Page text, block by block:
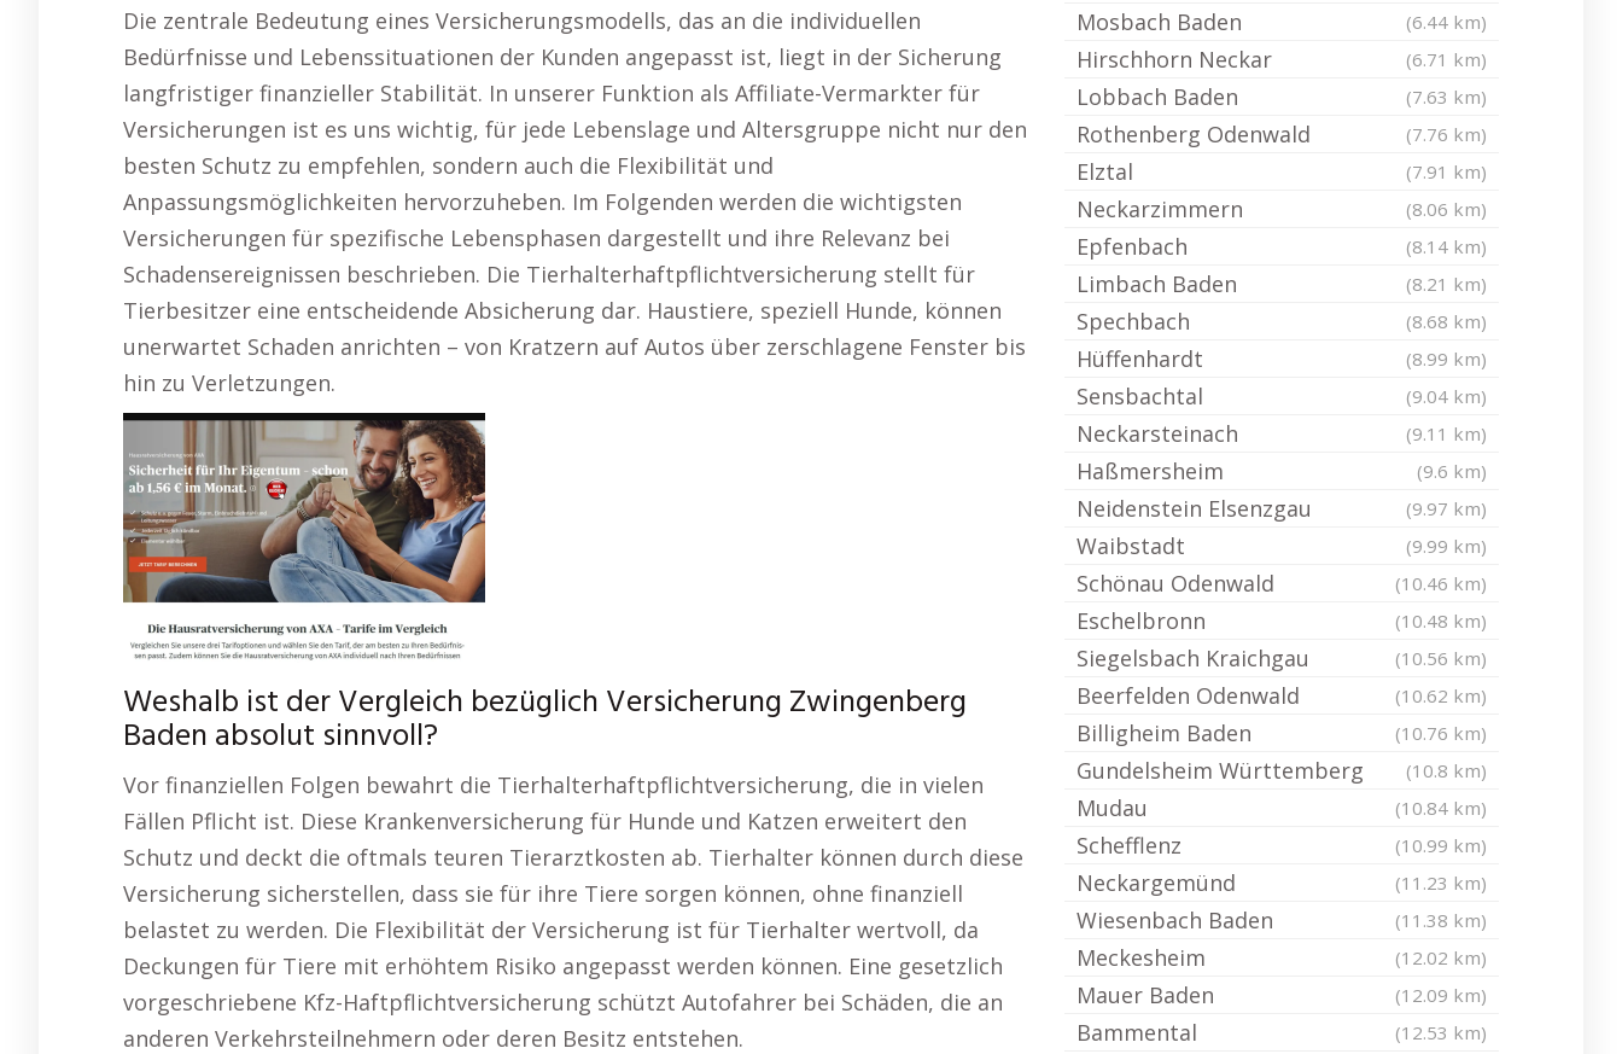
Die zentrale Bedeutung eines Versicherungsmodells, das an die individuellen
Bedürfnisse und Lebenssituationen der Kunden angepasst ist, liegt in der Sicherung
langfristiger finanzieller Stabilität. In unserer Funktion als Affiliate-Vermarkter für
Versicherungen ist es uns wichtig, für jede Lebenslage und Altersgruppe nicht nur den
besten Schutz zu empfehlen, sondern auch die Flexibilität und
Anpassungsmöglichkeiten hervorzuheben. Im Folgenden werden die wichtigsten
Versicherungen für spezifische Lebensphasen dargestellt und ihre Relevanz bei
Schadensereignissen beschrieben. Die Tierhalterhaftpflichtversicherung stellt für
Tierbesitzer eine entscheidende Absicherung dar. Haustiere, speziell Hunde, können
unerwartet Schaden anrichten – von Kratzern auf Autos über zerschlagene Fenster bis
hin zu Verletzungen.
Weshalb ist der Vergleich bezüglich Versicherung Zwingenberg
Baden absolut sinnvoll?
Vor finanziellen Folgen bewahrt die Tierhalterhaftpflichtversicherung, die in vielen
Fällen Pflicht ist. Diese Krankenversicherung für Hunde und Katzen erweitert den
Schutz und deckt die oftmals teuren Tierarztkosten ab. Tierhalter können durch diese
Versicherung sicherstellen, dass sie für ihre Tiere sorgen können, ohne finanziell
belastet zu werden. Die Flexibilität der Versicherung ist für Tierhalter wertvoll, da
Deckungen für Tiere mit erhöhtem Risiko angepasst werden können. Eine gesetzlich
vorgeschriebene Kfz-Haftpflichtversicherung schützt Autofahrer bei Schäden, die an
anderen Verkehrsteilnehmern oder deren Besitz entstehen.
Mosbach Baden (6.44 km)
Hirschhorn Neckar (6.71 km)
Lobbach Baden (7.63 km)
Rothenberg Odenwald (7.76 km)
Elztal (7.91 km)
Neckarzimmern (8.06 km)
Epfenbach (8.14 km)
Limbach Baden (8.21 km)
Spechbach (8.68 km)
Hüffenhardt (8.99 km)
Sensbachtal (9.04 km)
Neckarsteinach (9.11 km)
Haßmersheim (9.6 km)
Neidenstein Elsenzgau (9.97 km)
Waibstadt (9.99 km)
Schönau Odenwald (10.46 km)
Eschelbronn (10.48 km)
Siegelsbach Kraichgau (10.56 km)
Beerfelden Odenwald (10.62 km)
Billigheim Baden (10.76 km)
Gundelsheim Württemberg (10.8 km)
Mudau (10.84 km)
Schefflenz (10.99 km)
Neckargemünd (11.23 km)
Wiesenbach Baden (11.38 km)
Meckesheim (12.02 km)
Mauer Baden (12.09 km)
Bammental (12.53 km)